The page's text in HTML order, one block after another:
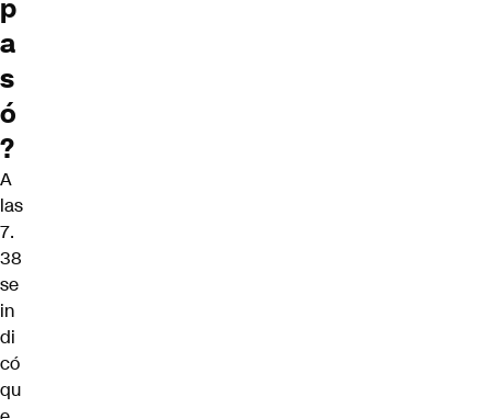
p
a
s
ó
?
A
las
7.
38
se
in
di
có
qu